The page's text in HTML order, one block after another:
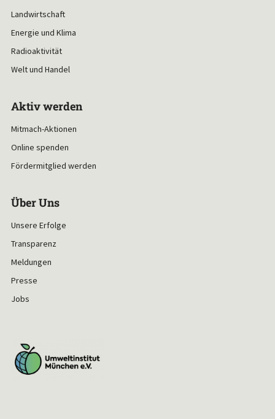
Landwirtschaft
Energie und Klima
Radioaktivität
Welt und Handel
Aktiv werden
Mitmach-Aktionen
Online spenden
Fördermitglied werden
Über Uns
Unsere Erfolge
Transparenz
Meldungen
Presse
Jobs